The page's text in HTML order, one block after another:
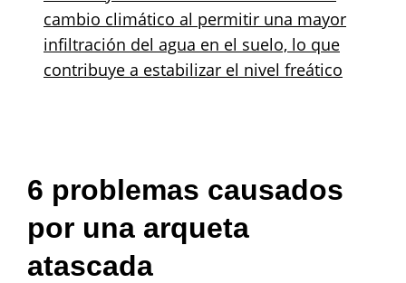
cambio climático al permitir una mayor
infiltración del agua en el suelo, lo que
contribuye a estabilizar el nivel freático
6 problemas causados
por una arqueta
atascada